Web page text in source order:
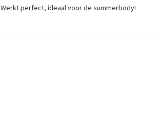
Werkt perfect, ideaal voor de summerbody!